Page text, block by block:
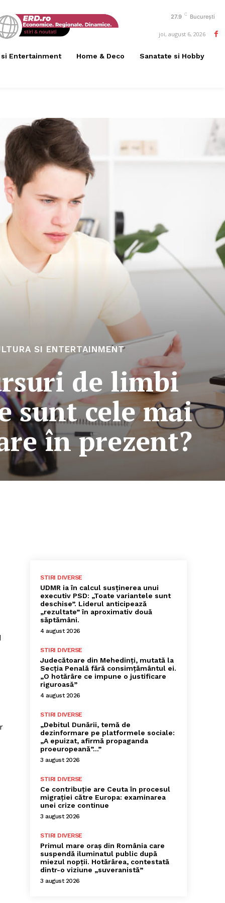
27.9 C București
joi, august 6, 2026
Entertainment Home & Deco Sanatate si Hobby
SI ENTERTAINMENT
de limbi
sunt cele mai
în prezent?
STIRI DIVERSE
UDMR ia în calcul susținerea unui
executiv PSD: „Toate variantele sunt
deschise”. Liderul anticipează
„rezultate” în aproximativ două
săptămâni.
4 august 2026
STIRI DIVERSE
Judecătoare din Mehedinți, mutată la
Secția Penală fără consimțământul ei.
„O hotărâre ce impune o justificare
riguroasă”
4 august 2026
STIRI DIVERSE
„Debitul Dunării, temă de
dezinformare pe platformele sociale:
„A epuizat, afirmă propaganda
proeuropeană”…”
3 august 2026
STIRI DIVERSE
Ce contribuție are Ceuta în procesul
migrației către Europa: examinarea
unei crize continue
3 august 2026
STIRI DIVERSE
Primul mare oraș din România care
suspendă iluminatul public după
miezul nopții. Hotărârea, contestată
dintr-o viziune „suveranistă”
3 august 2026